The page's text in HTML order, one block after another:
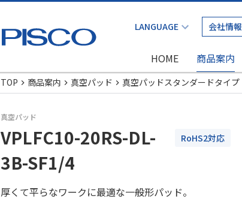
会社情報
HOME 商品案内
TOP
商品案内 真空パッド 真空パッドスタンダードタイプ
真空パッド
VPLFC10-20RS-DL-
3B-SF1/4
RoHS2対応
厚くて平らなワークに最適な一般形パッド。